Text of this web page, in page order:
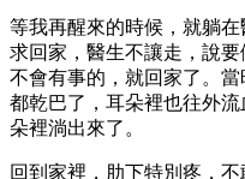
等我再醒來的時候，就躺
求回家，醫生不讓走，說
不會有事的，就回家了。
都乾巴了，耳朵裡也往外
朵裡淌出來了。
回到家裡，肋下特別疼，